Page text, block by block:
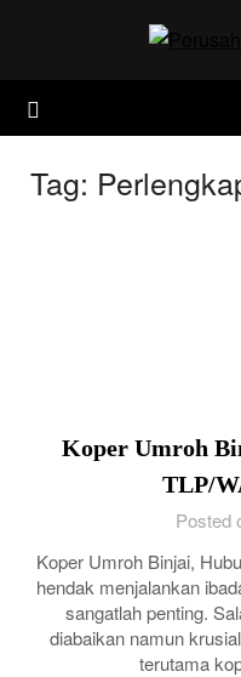
Tag:
Koper Umroh
TLP/
Posted
Koper Umroh Binjai,
hendak menjalankan
sangatlah penting.
diabaikan namun
terutama